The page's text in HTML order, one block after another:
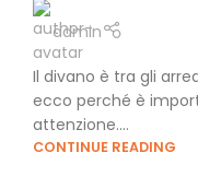
admin
Il divano è tra gli
ecco perché è
attenzione....
CONTINUE READING